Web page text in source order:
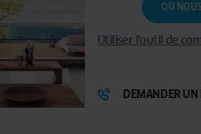
OÙ
Utiliser l'outil de
DEMANDER UN